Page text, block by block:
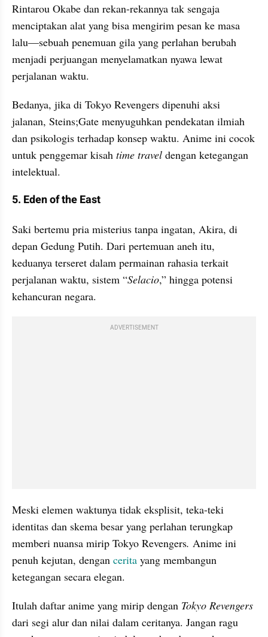
Rintarou Okabe dan rekan-rekannya tak sengaja
menciptakan alat yang bisa mengirim pesan ke masa
lalu—sebuah penemuan gila yang perlahan berubah
menjadi perjuangan menyelamatkan nyawa lewat
perjalanan waktu.
Bedanya, jika di Tokyo Revengers dipenuhi aksi
jalanan, Steins;Gate menyuguhkan pendekatan ilmiah
dan psikologis terhadap konsep waktu. Anime ini cocok
untuk penggemar kisah time travel dengan ketegangan
intelektual.
5. Eden of the East
Saki bertemu pria misterius tanpa ingatan, Akira, di
depan Gedung Putih. Dari pertemuan aneh itu,
keduanya terseret dalam permainan rahasia terkait
perjalanan waktu, sistem “Selacio,” hingga potensi
kehancuran negara.
ADVERTISEMENT
Meski elemen waktunya tidak eksplisit, teka-teki
identitas dan skema besar yang perlahan terungkap
memberi nuansa mirip Tokyo Revengers. Anime ini
penuh kejutan, dengan cerita yang membangun
ketegangan secara elegan.
Itulah daftar anime yang mirip dengan
dari segi alur dan nilai dalam ceritanya. Jangan ragu